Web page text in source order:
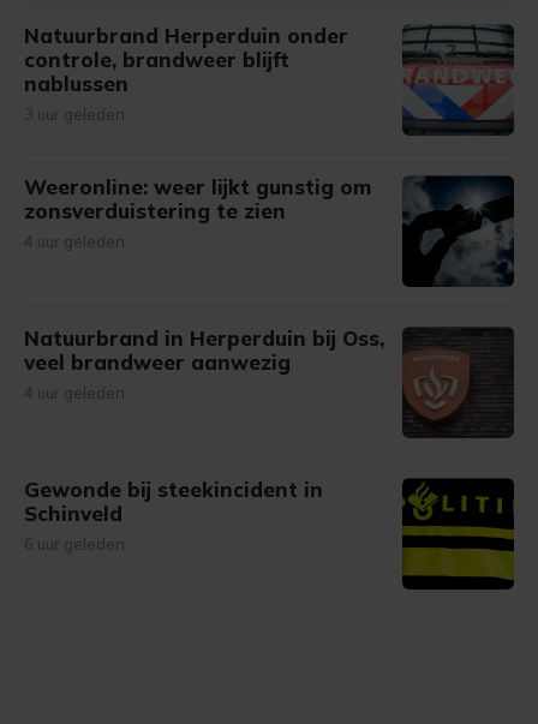
Natuurbrand Herperduin onder
controle, brandweer blijft
nablussen
3 uur geleden
Weeronline: weer lijkt gunstig om
zonsverduistering te zien
4 uur geleden
Natuurbrand in Herperduin bij Oss,
veel brandweer aanwezig
4 uur geleden
Gewonde bij steekincident in
Schinveld
6 uur geleden